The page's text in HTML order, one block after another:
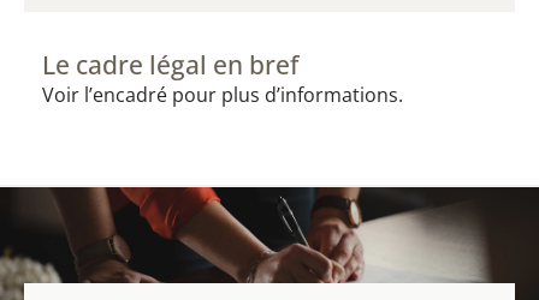
Le cadre légal en bref
Voir l’encadré pour plus d’informations.